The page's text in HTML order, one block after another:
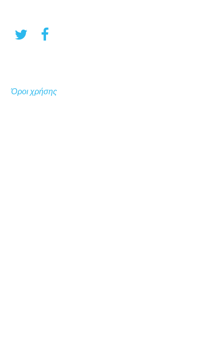
Όροι χρήσης